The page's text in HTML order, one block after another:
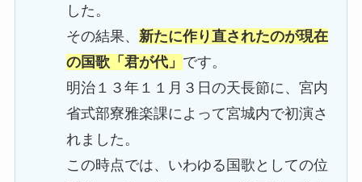
した。
その結果、 新たに作り直されたのが現在
の国歌「君が代」 です。
明治１３年１１月３日の天長節に、宮内
省式部寮雅楽課によって宮城内で初演さ
れました。
この時点では、いわゆる国歌としての位